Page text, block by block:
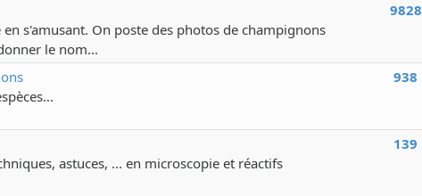
s'amusant. On poste des photos de champignons
le nom...
9828
938
astuces, ... en microscopie et réactifs
139